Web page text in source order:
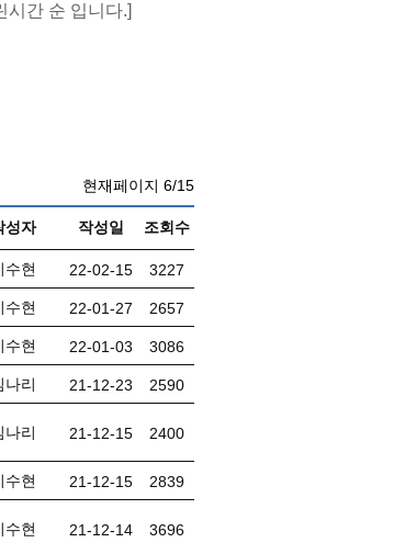
시간 순 입니다.]
현재페이지 6/15
성자 작성일 조회수
수현 22-02-15 3227
수현 22-01-27 2657
수현 22-01-03 3086
나리 21-12-23 2590
나리 21-12-15 2400
수현 21-12-15 2839
수현 21-12-14 3696